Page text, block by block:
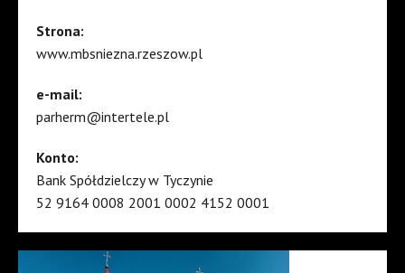
Strona:
www.mbsniezna.rzeszow.pl
e-mail:
parherm@intertele.pl
Konto:
Bank Spółdzielczy w Tyczynie
52 9164 0008 2001 0002 4152 0001